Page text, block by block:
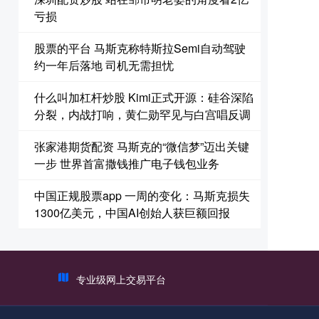
亏损
股票的平台 马斯克称特斯拉Semi自动驾驶
约一年后落地 司机无需担忧
什么叫加杠杆炒股 Kimi正式开源：硅谷深陷
分裂，内战打响，黄仁勋罕见与白宫唱反调
张家港期货配资 马斯克的“微信梦”迈出关键
一步 世界首富撒钱推广电子钱包业务
中国正规股票app 一周的变化：马斯克损失
1300亿美元，中国AI创始人获巨额回报
专业级网上交易平台